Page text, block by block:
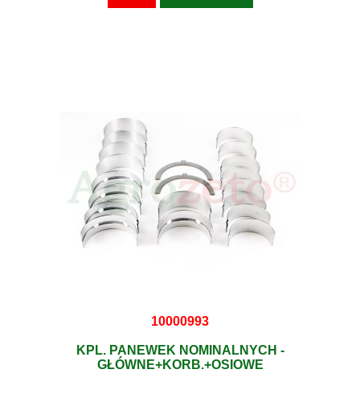
10000993
KPL. PANEWEK NOMINALNYCH -
GŁÓWNE+KORB.+OSIOWE